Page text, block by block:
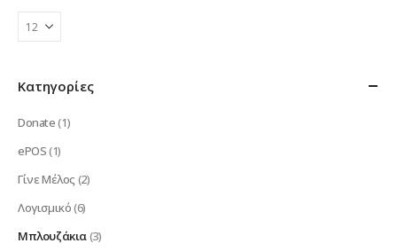
Οι
επιλογές
επιλεγούν
σελίδα
του
Κατηγορίες
Donate(1)
ePOS(1)
Γίνε Μέλος (2)
Λογισμικό(6)
Μπλουζάκια(3)